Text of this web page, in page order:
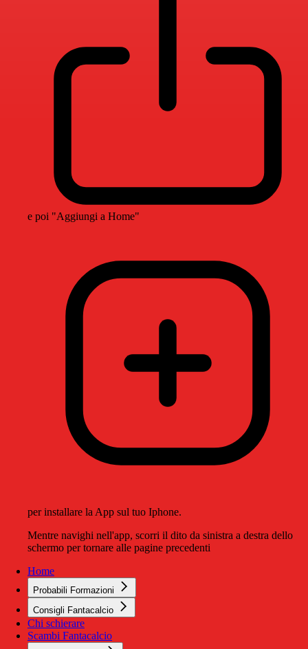
e poi "Aggiungi a Home"
per installare la App sul tuo Iphone.
Mentre navighi nell'app, scorri il dito da sinistra a destra dello
schermo per tornare alle pagine precedenti
Home
Probabili Formazioni
Consigli Fantacalcio
Chi schierare
Scambi Fantacalcio